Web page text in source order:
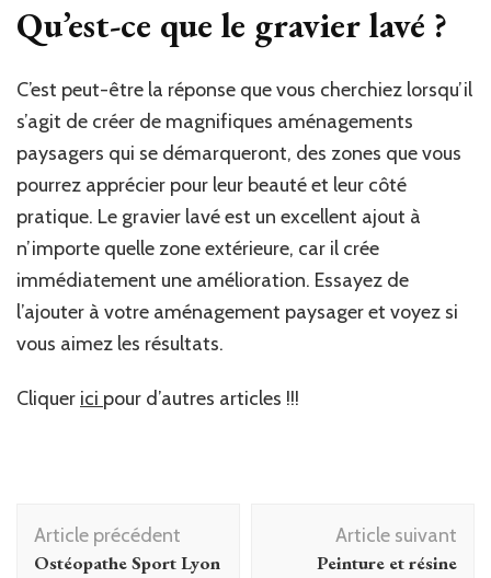
Qu’est-ce que le gravier lavé ?
C’est peut-être la réponse que vous cherchiez lorsqu’il
s’agit de créer de magnifiques aménagements
paysagers qui se démarqueront, des zones que vous
pourrez apprécier pour leur beauté et leur côté
pratique. Le gravier lavé est un excellent ajout à
n’importe quelle zone extérieure, car il crée
immédiatement une amélioration. Essayez de
l’ajouter à votre aménagement paysager et voyez si
vous aimez les résultats.
Cliquer ici pour d’autres articles !!!
Navigation
d'article
Article précédent
Ostéopathe Sport Lyon
Article suivant
Peinture et résine